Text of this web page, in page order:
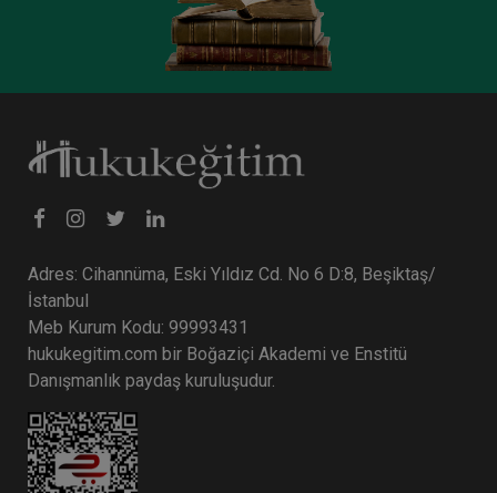
Adres: Cihannüma, Eski Yıldız Cd. No 6 D:8, Beşiktaş/
İstanbul
Meb Kurum Kodu: 99993431
hukukegitim.com bir Boğaziçi Akademi ve Enstitü
Danışmanlık paydaş kuruluşudur.